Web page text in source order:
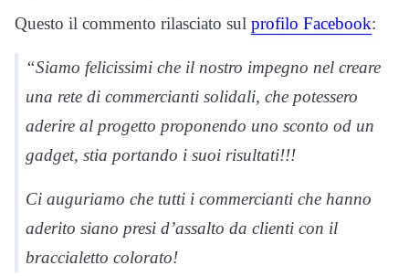
Questo il commento rilasciato sul profilo Facebook:
“Siamo felicissimi che il nostro impegno nel creare
una rete di commercianti solidali, che potessero
aderire al progetto proponendo uno sconto od un
gadget, stia portando i suoi risultati!!!
Ci auguriamo che tutti i commercianti che hanno
aderito siano presi d’assalto da clienti con il
braccialetto colorato!